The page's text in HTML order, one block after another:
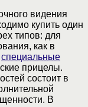
видения
купить один
типов: для
как в
специальные
прицелы.
состоит в
В